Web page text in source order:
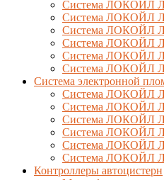
Система ЛОКОЙЛ
Система ЛОКОЙЛ
Система ЛОКОЙЛ
Система ЛОКОЙЛ
Система ЛОКОЙЛ
Система ЛОКОЙЛ
Система электронной
Система ЛОКОЙЛ
Система ЛОКОЙЛ
Система ЛОКОЙЛ
Система ЛОКОЙЛ
Система ЛОКОЙЛ
Система ЛОКОЙЛ
Контроллеры автоцистерн